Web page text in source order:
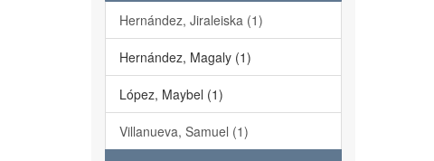
Hernández, Jiraleiska (1)
Hernández, Magaly (1)
López, Maybel (1)
Villanueva, Samuel (1)